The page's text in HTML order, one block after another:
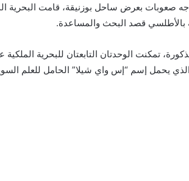
صعوبات بعرض ساحل بوزنيقة، قامت البحرية
قصد البحث والمساعدة.
تمكنت الوحدتان التابعتان للبحرية الملكية
يحمل إسم “إس واي شيلا” الحامل للعلم